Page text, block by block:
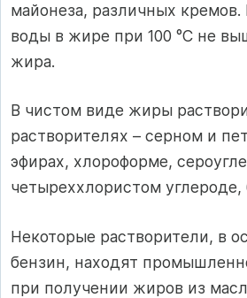
майонеза, различных кремов.
воды в жире при 100 °С не
жира.
В чистом виде жиры
растворителях – серном и
эфирах, хлороформе,
четыреххлористом углероде,
Некоторые растворители, в
бензин, находят
при получении жиров из